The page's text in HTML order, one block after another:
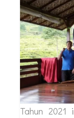
Tahun 2021